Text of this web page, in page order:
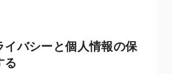
イバシーと個人情報の保
る